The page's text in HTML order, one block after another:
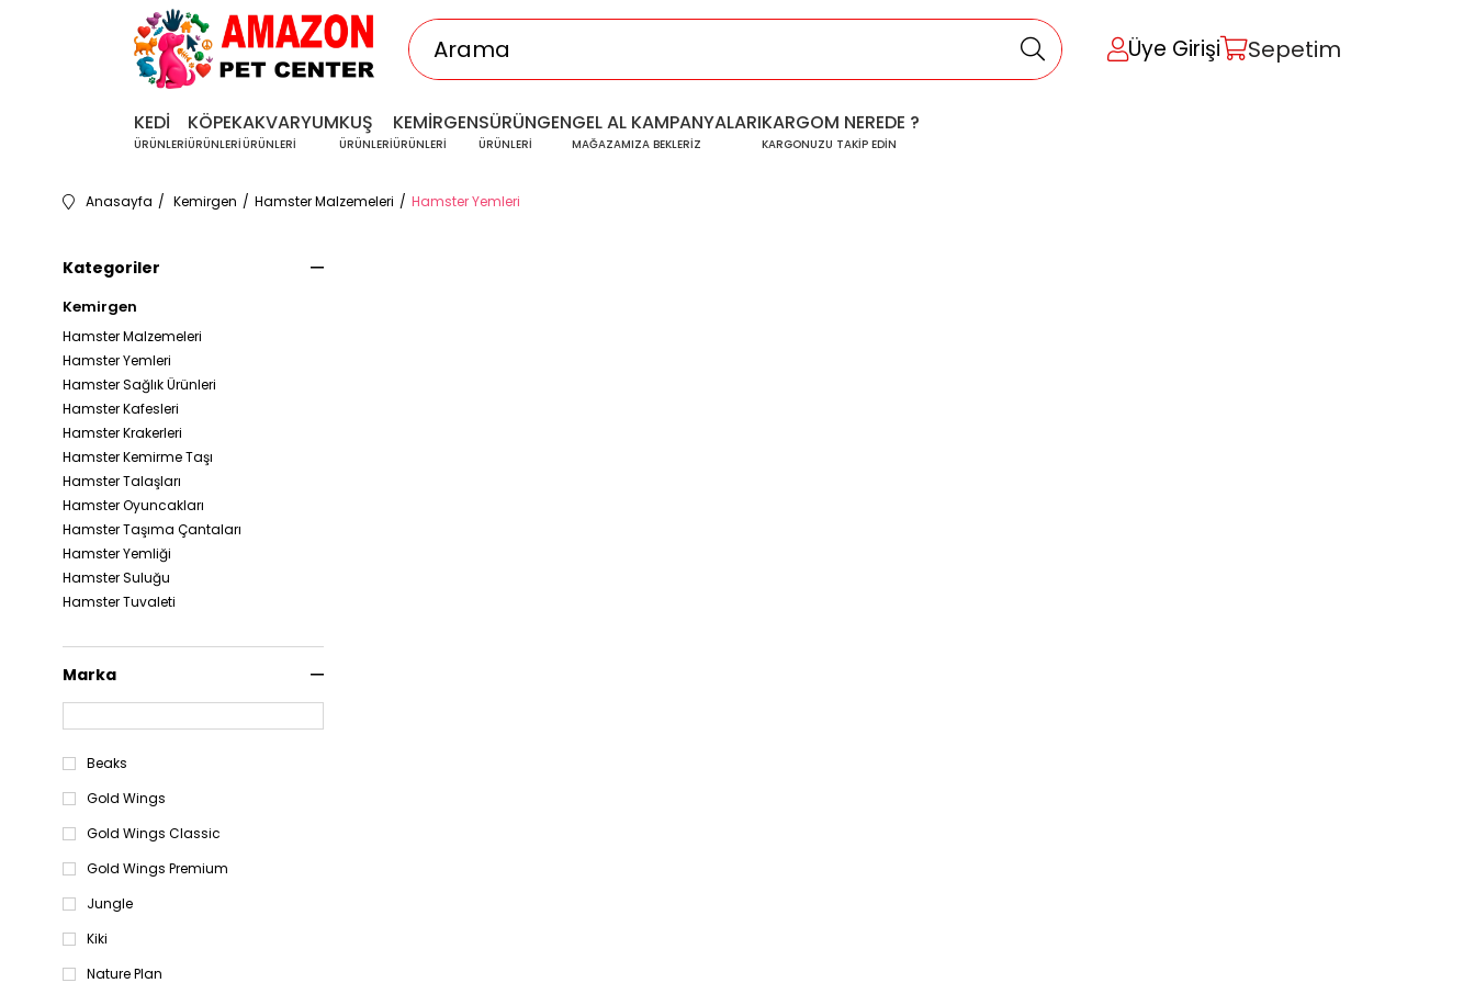
Üye Girişi Sepetim
KEDİ
ÜRÜNLERİ
KÖPEK
ÜRÜNLERİ
AKVARYUM
ÜRÜNLERİ
KUŞ
ÜRÜNLERİ
KEMİRGEN
ÜRÜNLERİ
SÜRÜNGEN
ÜRÜNLERİ
GEL AL KAMPANYALARI
MAĞAZAMIZA BEKLERİZ
KARGOM NEREDE ?
KARGONUZU TAKİP EDİN
Anasayfa Kemirgen Hamster Malzemeleri Hamster Yemleri
Kategoriler
Kemirgen
Hamster Malzemeleri
Hamster Yemleri
Hamster Sağlık Ürünleri
Hamster Kafesleri
Hamster Krakerleri
Hamster Kemirme Taşı
Hamster Talaşları
Hamster Oyuncakları
Hamster Taşıma Çantaları
Hamster Yemliği
Hamster Suluğu
Hamster Tuvaleti
Marka
Beaks
Gold Wings
Gold Wings Classic
Gold Wings Premium
Jungle
Kiki
Nature Plan